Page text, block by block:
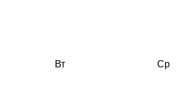
Вт Ср